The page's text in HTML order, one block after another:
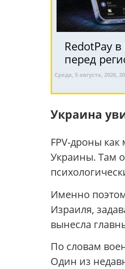
RedotPay
перед
Среда, 5 августа, 2026,
Украина
FPV-дроны
Украины. Там
Именно
Израиля,
вынесла
По словам
Один из